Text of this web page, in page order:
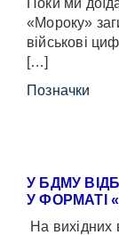
Поки ми
«Мороку»
військові
[…]
Позначки
У БДМУ
У ФОРМАТІ
На